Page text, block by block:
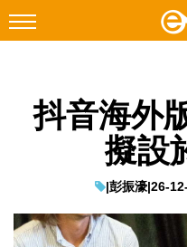
Facebook Instagram
遊戲動漫
抖音海外
擬設
|彭振濠|26-